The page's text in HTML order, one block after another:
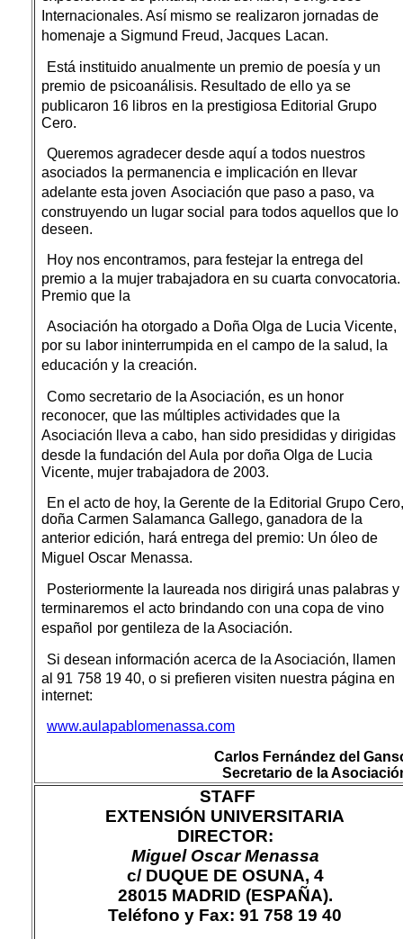
Internacionales. Así mismo se realizaron jornadas de
homenaje a Sigmund Freud, Jacques Lacan.
Está instituido anualmente un premio de poesía y un
premio de psicoanálisis. Resultado de ello ya se
publicaron 16 libros en la prestigiosa Editorial Grupo
Cero.
Queremos agradecer desde aquí a todos nuestros
asociados la permanencia e implicación en llevar
adelante esta joven Asociación que paso a paso, va
construyendo un lugar social
para todos aquellos que lo
deseen.
Hoy nos encontramos, para festejar la entrega del
premio a la mujer trabajadora en su cuarta convocatoria.
Premio que la
Asociación ha otorgado a Doña Olga de Lucia Vicente,
por su labor ininterrumpida en el campo de la salud, la
educación y la creación.
Como secretario de la Asociación, es un honor
reconocer, que las múltiples actividades que la
Asociación lleva a cabo, han sido presididas y dirigidas
desde la fundación del Aula por doña Olga de Lucia
Vicente, mujer trabajadora de 2003.
En el acto de hoy, la Gerente de la Editorial Grupo Cero,
doña Carmen Salamanca Gallego, ganadora de la
anterior edición, hará entrega del premio: Un óleo de
Miguel Oscar Menassa.
Posteriormente la laureada nos dirigirá unas palabras y
terminaremos el acto brindando con una copa de vino
español por gentileza de la Asociación.
Si desean información acerca de la Asociación, llamen
al 91 758 19 40, o si prefieren visiten nuestra página en
internet:
www.aulapablomenassa.com
Carlos Fernández del
Secretario de la
STAFF
EXTENSIÓN UNIVERSITARIA
DIRECTOR:
Miguel Oscar Menassa
c/ DUQUE DE OSUNA, 4
28015 MADRID (ESPAÑA).
Teléfono y Fax: 91 758 19 40